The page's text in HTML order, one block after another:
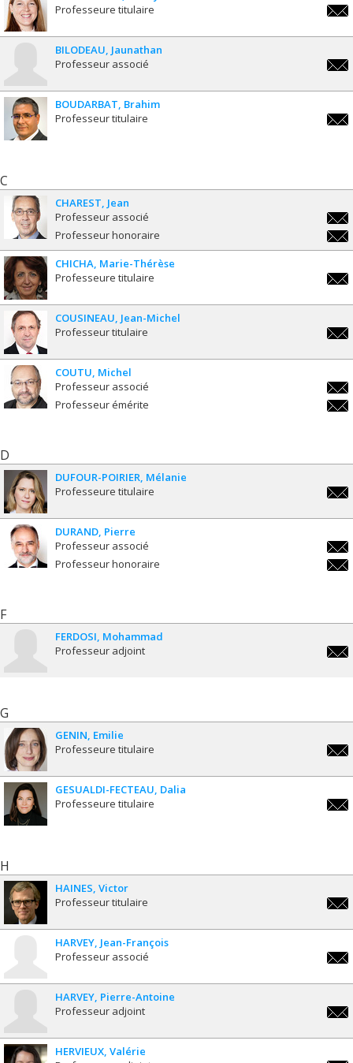
Professeure titulaire
BILODEAU Jaunathan
Professeur associé
BOUDARBAT Brahim
Professeur titulaire
C
CHAREST Jean
Professeur associé
Professeur honoraire
CHICHA Marie-Thérèse
Professeure titulaire
COUSINEAU Jean-Michel
Professeur titulaire
COUTU Michel
Professeur associé
Professeur émérite
D
DUFOUR-POIRIER Mélanie
Professeure titulaire
DURAND Pierre
Professeur associé
Professeur honoraire
F
FERDOSI Mohammad
Professeur adjoint
G
GENIN Emilie
Professeure titulaire
GESUALDI-FECTEAU Dalia
Professeure titulaire
H
HAINES Victor
Professeur titulaire
HARVEY Jean-François
Professeur associé
HARVEY Pierre-Antoine
Professeur adjoint
HERVIEUX Valérie